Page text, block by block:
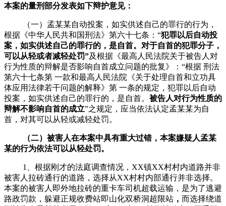
本案的量刑部分发表如下辩护意见：
（一）孟某某自动投案，如实供述自己的罪行的行为，
根据《中华人民共和国刑法》第六十七条： “犯罪以后自动投
案，如实供述自己的罪行的，是自首。对于自首的犯罪分子，
可以从轻或者减轻处罚”及根据《最高人民法院关于被告人对
行为性质的辩解是否影响自首成立问题的批复》： “根据 刑法
第六十七条第 一款和最高人民法院《关于处理自首和立功具
体应用法律若干问题的解释》第 一条的规定，犯罪以后自动
投案，如实供述自己的罪行的，是自首。 被告人对行为性质的
辩解不影响自首的成立”之规定，应当依法认定孟某某为自
首，对其可以从轻或减轻处罚。
（二）被害人在本案中具有重大过错，本案嫌疑人孟某
某的行为依法可以从轻处罚。
1、根据刚才的法庭调查情况， XX镇XX村村内道路并非
被害人拉砖通行的道路，选择从XX村村内部通行并非选择。
本案的被害人即外地拉砖的重卡车司机超载运输，是为了逃避
路政罚款，躲避正规收费站即山化双桥洞超限站 ， 而选择绕道